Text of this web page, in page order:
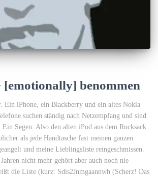
benommen
Ein iPhone, ein Blackberry und ein altes Nokia
suchen ständig nach Netzempfang und sind
Segen. Also den alten iPod aus dem Rucksack
als jede Handtasche fast meinen ganzen
und meine Lieblingsliste reingeschmissen.
Jahren nicht mehr gehört aber auch noch nie
die Liste (kurz: Sdis2Jnmgaannwh (Scherz! Das